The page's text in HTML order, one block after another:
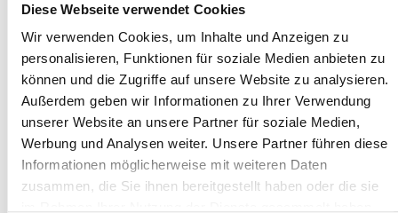
Diese Webseite verwendet Cookies
Wir verwenden Cookies, um Inhalte und Anzeigen zu
personalisieren, Funktionen für soziale Medien anbieten zu
können und die Zugriffe auf unsere Website zu analysieren.
Außerdem geben wir Informationen zu Ihrer Verwendung
unserer Website an unsere Partner für soziale Medien,
Werbung und Analysen weiter. Unsere Partner führen diese
Informationen möglicherweise mit weiteren Daten
zusammen, die Sie ihnen bereitgestellt haben oder die sie
Abonnieren Sie den Newsletter der Belluneser
Dolomiten!
Sie erhalten Nachrichten, Informationen,
Reiserouten, Ideen und Tipps für Ihren Urlaub
zu jeder Jahreszeit.
ZUM NEWSLETTER ANMELDEN